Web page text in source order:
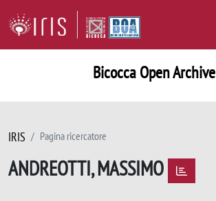
Bicocca Open Archive
IRIS Pagina ricercatore
ANDREOTTI, MASSIMO